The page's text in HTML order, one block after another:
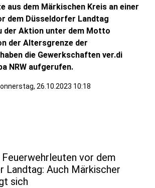
aus dem Märkischen Kreis an einer
dem Düsseldorfer Landtag
der Aktion unter dem Motto
der Altersgrenze der
die Gewerkschaften ver.di
NRW aufgerufen.
26.10.2023 10:18
vor dem
Landtag: Auch Märkischer
sich